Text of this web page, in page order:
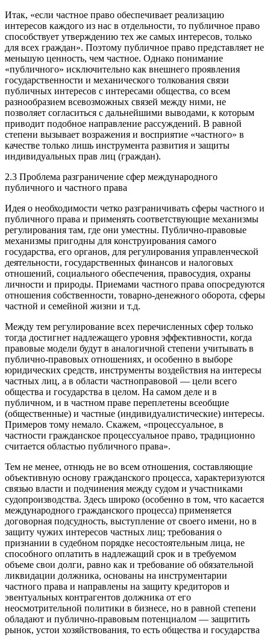
Итак, «если частное право обеспечивает реализацию
интересов каждого из нас в отдельности, то публичное право
способствует утверждению тех же самых интересов, только
для всех граждан». Поэтому публичное право представляет не
меньшую ценность, чем частное. Однако понимание
«публичного» исключительно как внешнего проявления
государственности и механического толкования связи
публичных интересов с интересами общества, со всем
разнообразием всевозможных связей между ними, не
позволяет согласиться с дальнейшими выводами, к которым
приводит подобное направление рассуждений. В равной
степени вызывает возражения и восприятие «частного» в
качестве только лишь инструмента развития и защиты
индивидуальных прав лиц (граждан).
2.3 Проблема разграничение сфер международного
публичного и частного права
Идея о необходимости четко разграничивать сферы частного и
публичного права и применять соответствующие механизмы
регулирования там, где они уместны. Публично-правовые
механизмы пригодны для конструирования самого
государства, его органов, для регулирования управленческой
деятельности, государственных финансов и налоговых
отношений, социального обеспечения, правосудия, охраны
личности и природы. Приемами частного права опосредуются
отношения собственности, товарно-денежного оборота, сферы
частной и семейной жизни и т.д.
Между тем регулирование всех перечисленных сфер только
тогда достигнет надлежащего уровня эффективности, когда
правовые модели будут в аналогичной степени учитывать в
публично-правовых отношениях, и особенно в выборе
юридических средств, инструменты воздействия на интересы
частных лиц, а в области частноправовой — цели всего
общества и государства в целом. На самом деле и в
публичном, и в частном праве переплетены всеобщие
(общественные) и частные (индивидуалистические) интересы.
Примеров тому немало. Скажем, «процессуальное, в
частности гражданское процессуальное право, традиционно
считается областью публичного права».
Тем не менее, отнюдь не во всем отношения, составляющие
объективную основу гражданского процесса, характеризуются
связью власти и подчинения между судом и участниками
судопроизводства. Здесь широко (особенно в том, что касается
международного гражданского процесса) применяется
договорная подсудность, выступление от своего имени, но в
защиту чужих интересов частных лиц; требования о
признании в судебном порядке несостоятельным лица, не
способного оплатить в надлежащий срок и в требуемом
объеме свои долги, равно как и требование об обязательной
ликвидации должника, основаны на инструментарии
частного права и направлены на защиту кредиторов и
эвентуальных контрагентов должника от его
неосмотрительной политики в бизнесе, но в равной степени
обладают и публично-правовым потенциалом — защитить
рынок, устои хозяйствования, то есть общества и государства